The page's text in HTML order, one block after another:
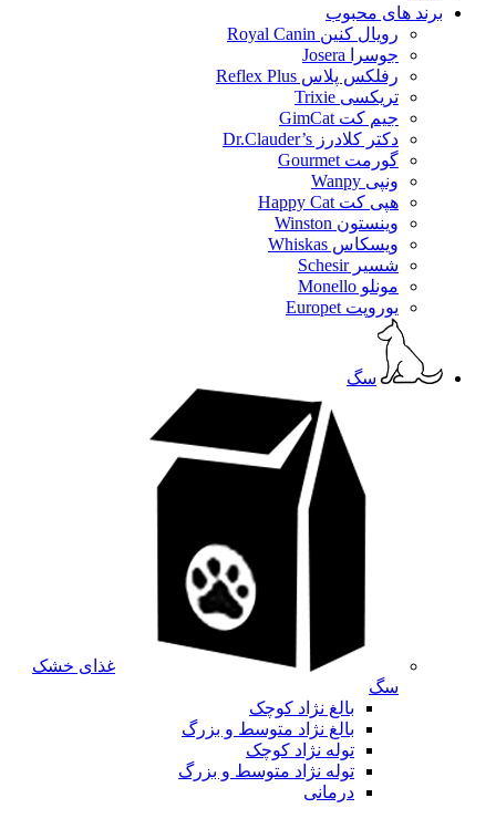
برند های محبوب
رویال کنین Royal Canin
جوسرا Josera
رفلکس پلاس Reflex Plus
تریکسی Trixie
جیم کت GimCat
دکتر کلادرز Dr.Clauder’s
گورمت Gourmet
ونپی Wanpy
هپی کت Happy Cat
وینستون Winston
ویسکاس Whiskas
شسیر Schesir
مونلو Monello
یوروپت Europet
سگ
غذای خشک
سگ
بالغ نژاد کوچک
بالغ نژاد متوسط و بزرگ
توله نژاد کوچک
توله نژاد متوسط و بزرگ
درمانی